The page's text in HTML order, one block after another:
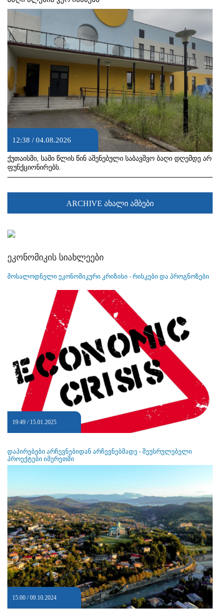
12:38 / 04.08.2026
ქუთაისში, სამი წლის წინ აშენებული საბავშვო ბაღი დღემდე არ
ფუნქციონირებს.
ARCHIVE ახალი ამბები
ეკონომიკის სიახლეები
მოსალოდნელი ეკონომიკური კრიზისი - რისკები და პროგნოზები
19:49 / 15.01.2025
დაპირებები არჩევნებიდან არჩევნებმადე - შეუსრულებელი
პროექტები იმერეთში
15:00 / 09.10.2024